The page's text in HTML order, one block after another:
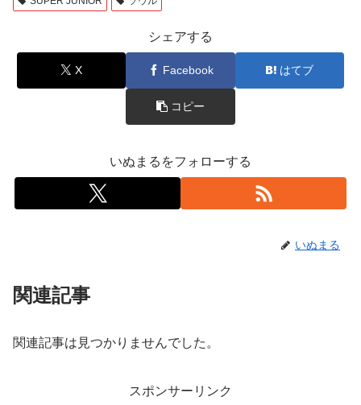
シェアする
X Facebook はてブ
コピー
いぬまるをフォローする
いぬまる
関連記事
関連記事は見つかりませんでした。
スポンサーリンク